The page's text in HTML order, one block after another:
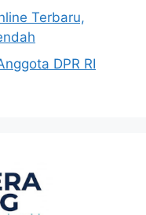
Terbaru,
DPR RI